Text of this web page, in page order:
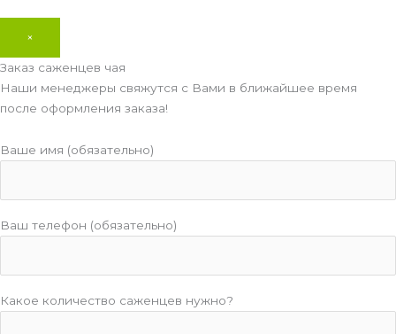
×
Заказ саженцев чая
Наши менеджеры свяжутся с Вами в ближайшее время
после оформления заказа!
Ваше имя (обязательно)
Ваш телефон (обязательно)
Какое количество саженцев нужно?